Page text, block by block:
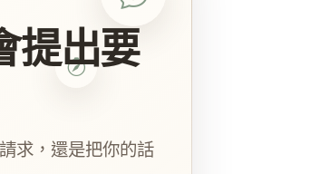
提出要
求，還是把你的話